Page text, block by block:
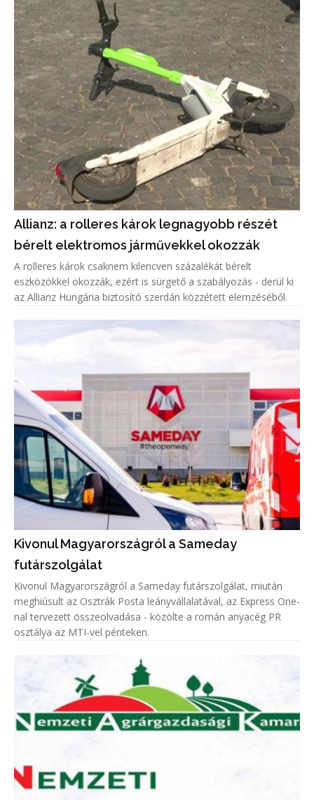
Allianz: a rolleres károk legnagyobb részét
bérelt elektromos járművekkel okozzák
A rolleres károk csaknem kilencven százalékát bérelt
eszközökkel okozzák, ezért is sürgető a szabályozás - derül ki
az Allianz Hungária biztosító szerdán közzétett elemzéséből.
Kivonul Magyarországról a Sameday
futárszolgálat
Kivonul Magyarországról a Sameday futárszolgálat, miután
meghiúsult az Osztrák Posta leányvállalatával, az Express One-
nal tervezett összeolvadása - közölte a román anyacég PR
osztálya az MTI-vel pénteken.